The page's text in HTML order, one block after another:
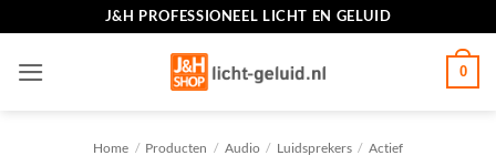
inhoud
J&H PROFESSIONEEL LICHT EN GELUID
0
Home / Producten / Audio / Luidsprekers / Actief